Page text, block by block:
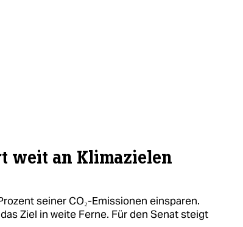
weit an Klimazielen
seiner CO₂-Emissionen einsparen.
Ziel in weite Ferne. Für den Senat steigt